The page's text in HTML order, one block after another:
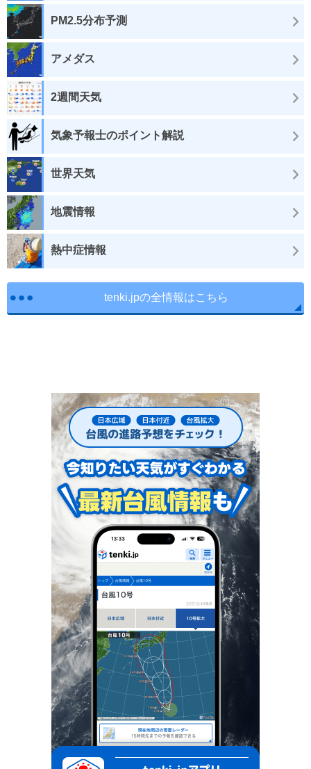
PM2.5分布予測
アメダス
2週間天気
気象予報士のポイント解説
世界天気
地震情報
熱中症情報
tenki.jpの全情報はこちら